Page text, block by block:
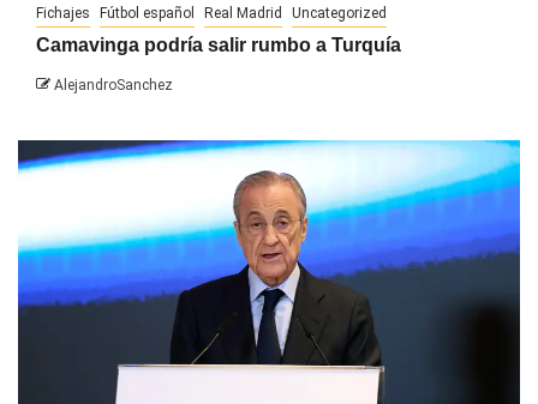
Fichajes Fútbol español Real Madrid Uncategorized
Camavinga podría salir rumbo a Turquía
AlejandroSanchez